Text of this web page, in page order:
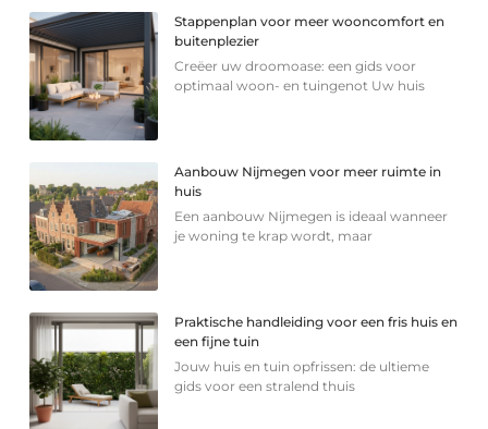
Stappenplan voor meer wooncomfort en
buitenplezier
Creëer uw droomoase: een gids voor
optimaal woon- en tuingenot Uw huis
Aanbouw Nijmegen voor meer ruimte in
huis
Een aanbouw Nijmegen is ideaal wanneer
je woning te krap wordt, maar
Praktische handleiding voor een fris huis en
een fijne tuin
Jouw huis en tuin opfrissen: de ultieme
gids voor een stralend thuis